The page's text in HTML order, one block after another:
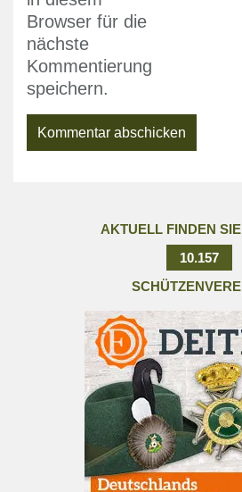
Browser für die
nächste
Kommentierung
speichern.
AKTUELL FINDEN
10.157